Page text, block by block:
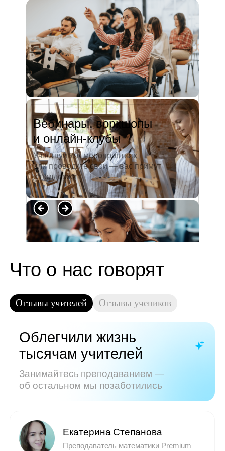
Вебинары, воркшопы
и онлайн-клубы
Участвуйте в мероприятиях
или проводите свои — вас примут
и поддержат
педагогический университет, пошла
преподавать в школу. Проработав в ней
5 лет, я поняла, что нужно двигать...
Читать полностью →
Показать все отзывы
Часто задаваемые
вопросы